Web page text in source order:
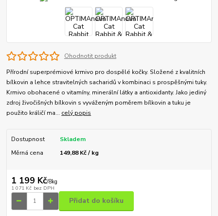
Ohodnotit produkt
Přírodní superprémiové krmivo pro dospělé kočky. Složené z kvalitních
bílkovin a lehce stravitelných sacharidů v kombinaci s prospěšnými tuky.
Krmivo obohacené o vitamíny, minerální látky a antioxidanty. Jako jediný
zdroj živočišných bílkovin s vyváženým poměrem bílkovin a tuku je
použito králičí ma... celý popis
Dostupnost
Skladem
Měrná cena
149,88 Kč / kg
1 199 Kč/8kg
1 071 Kč bez DPH
Přidat do košíku